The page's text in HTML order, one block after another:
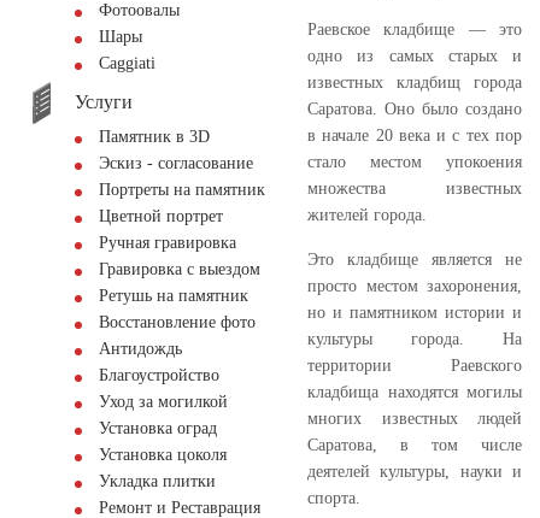
Фотоовалы
Шары
Сaggiati
Услуги
Памятник в 3D
Эскиз - согласование
Портреты на памятник
Цветной портрет
Ручная гравировка
Гравировка с выездом
Ретушь на памятник
Восстановление фото
Антидождь
Благоустройство
Уход за могилкой
Установка оград
Установка цоколя
Укладка плитки
Ремонт и Реставрация
Раевское кладбище — это
одно из самых старых и
известных кладбищ города
Саратова. Оно было создано
в начале 20 века и с тех пор
стало местом упокоения
множества известных
жителей города.
Это кладбище является не
просто местом захоронения,
но и памятником истории и
культуры города. На
территории Раевского
кладбища находятся могилы
многих известных людей
Саратова, в том числе
деятелей культуры, науки и
спорта.